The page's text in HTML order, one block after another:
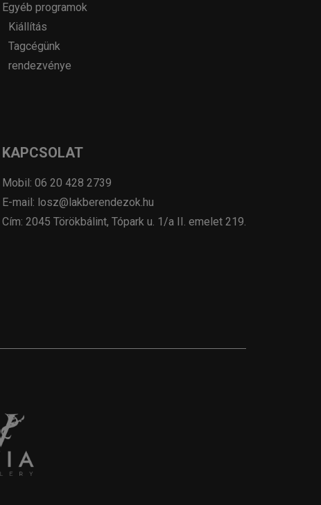
Egyéb programok
Kiállítás
Tagcégünk
rendezvénye
KAPCSOLAT
Mobil: 06 20 428 2739
E-mail: losz@lakberendezok.hu
Cím: 2045 Törökbálint, Tópark u. 1/a II. emelet 219.